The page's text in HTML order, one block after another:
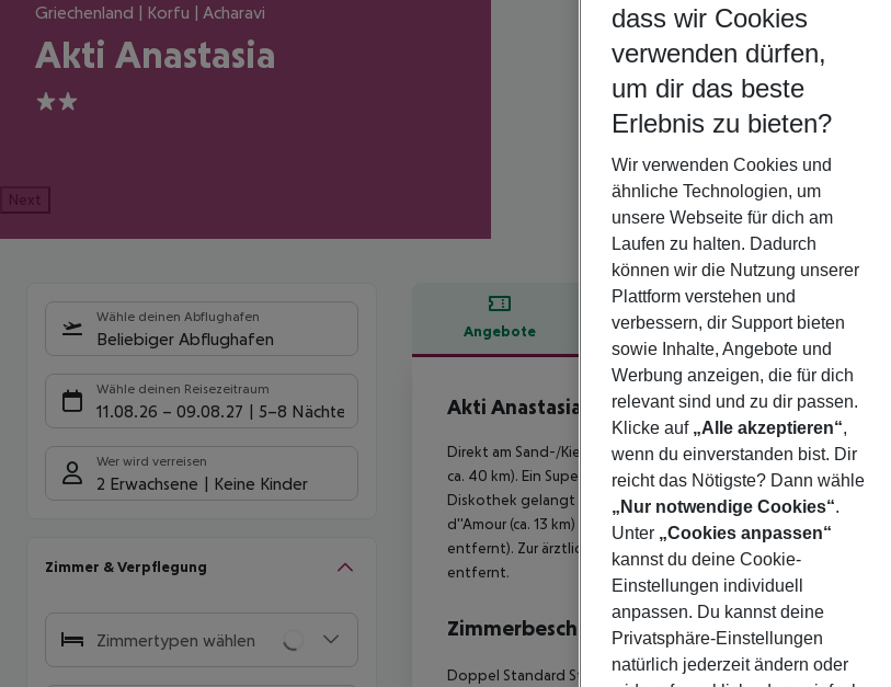
Griechenland | Korfu | Acharavi
Akti Anastasia
2
Next
Wähle deinen Abflughafen
Beliebiger Abflughafen
Wähle deinen Reisezeitraum
11.08.26 – 09.08.27 5-8 Nächte
Wer wird verreisen
2 Erwachsene Keine Kinder
Zimmer & Verpflegung
Zimmertypen wählen
Angebote Hotelbeschreibung
Hotelbeschreibung
Akti Anastasia
Direkt am Sand-/Kiesstrand gelegenes Hotel. Zum touristischen
ca. 40 km). Ein Supermarkt ist nach ca. 1 km zu erreichen. Zu den
Diskothek gelangt man nach rund 2 km. Folgende
d''Amour (ca. 13 km) und Corfu old town (ca. 40 km). Für Mobilität
entfernt). Zur ärztlichen Versorgung im Notfall befindet sich ein
entfernt.
Zimmerbeschreibung
Doppel Standard Studio: Mit Doppelbett, gefliestem Boden,
dass wir Cookies
verwenden dürfen,
um dir das beste
Erlebnis zu bieten?
Wir verwenden Cookies und
ähnliche Technologien, um
unsere Webseite für dich am
Laufen zu halten. Dadurch
können wir die Nutzung unserer
Plattform verstehen und
verbessern, dir Support bieten
sowie Inhalte, Angebote und
Werbung anzeigen, die für dich
relevant sind und zu dir passen.
Klicke auf „Alle akzeptieren“,
wenn du einverstanden bist. Dir
reicht das Nötigste? Dann wähle
„Nur notwendige Cookies“.
Unter „Cookies anpassen“
kannst du deine Cookie-
Einstellungen individuell
anpassen. Du kannst deine
Privatsphäre-Einstellungen
natürlich jederzeit ändern oder